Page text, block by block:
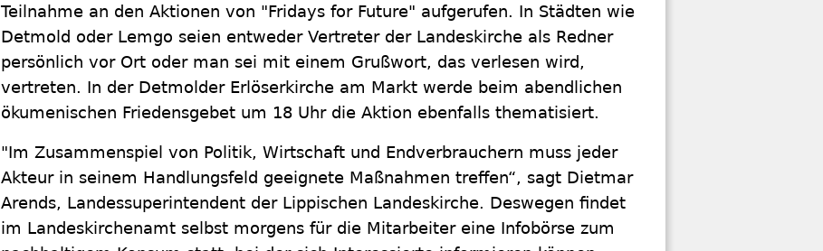
Teilnahme an den Aktionen von "Fridays for Future" aufgerufen. In Städten wie
Detmold oder Lemgo seien entweder Vertreter der Landeskirche als Redner
persönlich vor Ort oder man sei mit einem Grußwort, das verlesen wird,
vertreten. In der Detmolder Erlöserkirche am Markt werde beim abendlichen
ökumenischen Friedensgebet um 18 Uhr die Aktion ebenfalls thematisiert.
"Im Zusammenspiel von Politik, Wirtschaft und Endverbrauchern muss jeder
Akteur in seinem Handlungsfeld geeignete Maßnahmen treffen“, sagt Dietmar
Arends, Landessuperintendent der Lippischen Landeskirche. Deswegen findet
im Landeskirchenamt selbst morgens für die Mitarbeiter eine Infobörse zum